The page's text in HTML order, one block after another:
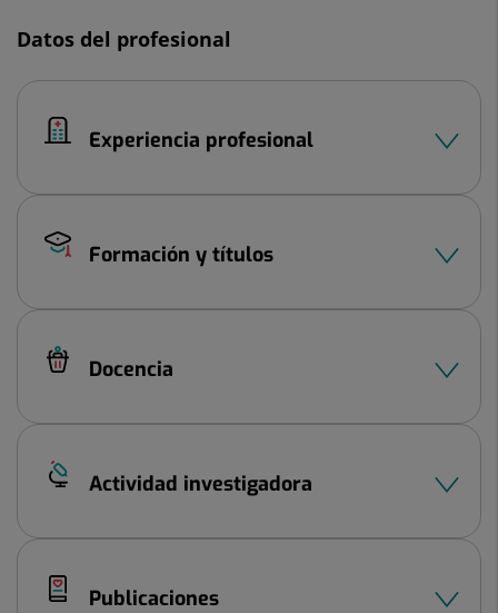
de
Datos del profesional
Experiencia profesional
Formación y títulos
Docencia
Actividad investigadora
Publicaciones